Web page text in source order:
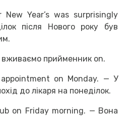
Year’s was surprisingly
після Нового року був
прийменник on.
on Monday. — У
до лікаря на понеділок.
on Friday morning. — Вона